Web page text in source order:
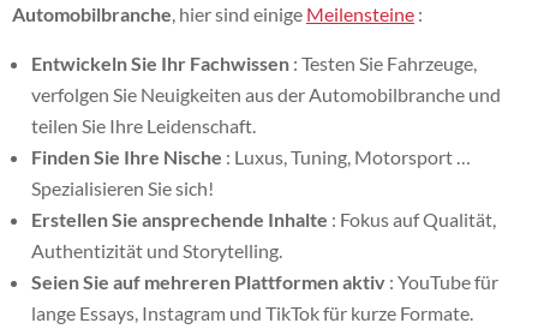
Automobilbranche , hier sind einige Meilensteine :
Entwickeln Sie Ihr Fachwissen : Testen Sie Fahrzeuge,
verfolgen Sie Neuigkeiten aus der Automobilbranche und
teilen Sie Ihre Leidenschaft.
Finden Sie Ihre Nische : Luxus, Tuning, Motorsport …
Spezialisieren Sie sich!
Erstellen Sie ansprechende Inhalte : Fokus auf Qualität,
Authentizität und Storytelling.
Seien Sie auf mehreren Plattformen aktiv : YouTube für
lange Essays, Instagram und TikTok für kurze Formate.